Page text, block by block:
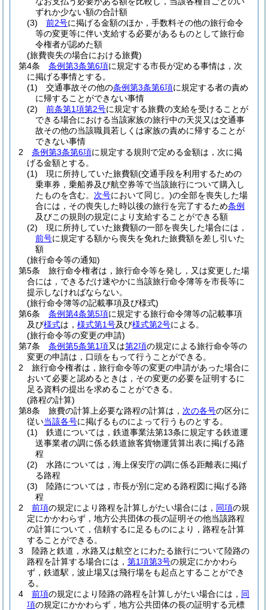
ずれか少ない額の合計額
(3)
前2号に掲げる金額のほか，手数料その他の旅行命令
等の変更等に伴い支給する必要があるものとして旅行命
令権者が認めた額
(旅費喪失の場合における旅費)
第4条
条例第3条第6項に規定する市長が定める事情は，次
に掲げる事情とする。
(1)
交通事故その他の条例第3条第6項に規定する者の責め
に帰することができない事情
(2)
前条第1項第2号に規定する旅費の支給を受けることが
できる場合における当該家族の旅行中の天災又は交通事
故その他の当該職員若しくは家族の責めに帰することが
できない事情
2
条例第3条第6項に規定する規則で定める金額は，次に掲
げる金額とする。
(1)
現に所持していた旅費額(交通手段を利用するための
乗車券，乗船券及び航空券等で当該旅行について購入し
たものを含む。 次号において同じ。)の全部を喪失した場
合には，その喪失した時以後の旅行を完了するため条例
及びこの規則の規定により支給することができる額
(2)
現に所持していた旅費額の一部を喪失した場合には，
前号に規定する額から喪失を免れた旅費額を差し引いた
額
(旅行命令等の通知)
第5条
旅行命令権者は，旅行命令等を発し，又は変更した場
合には，できるだけ速やかに当該旅行命令簿等を市長等に
提示しなければならない。
(旅行命令簿等の記載事項及び様式)
第6条
条例第4条第5項に規定する旅行命令簿等の記載事項
及び様式は， 様式第1号及び様式第2号による。
(旅行命令等の変更の申請)
第7条
条例第5条第1項又は第2項の規定による旅行命令等の
変更の申請は，口頭をもって行うことができる。
2
旅行命令権者は，旅行命令等の変更の申請があった場合に
おいて必要と認めるときは，その変更の必要を証明するに
足る資料の提出を求めることができる。
(路程の計算)
第8条
旅費の計算上必要な路程の計算は， 次の各号の区分に
従い当該各号に掲げるものによって行うものとする。
(1)
鉄道については，鉄道事業法第13条に規定する鉄道運
送事業者の調に係る鉄道旅客貨物運賃算出表に掲げる路
程
(2)
水路については，海上保安庁の調に係る距離表に掲げ
る路程
(3)
陸路については，市長が別に定める路程図に掲げる路
程
2
前項の規定により路程を計算しがたい場合には， 同項の規
定にかかわらず，地方公共団体の長の証明その他当該路程
の計算について，信頼するに足るものにより，路程を計算
することができる。
3
陸路と鉄道，水路又は航空とにわたる旅行について陸路の
路程を計算する場合には， 第1項第3号の規定にかかわら
ず，鉄道駅，波止場又は飛行場をも起点とすることができ
る。
4
前項の規定により陸路の路程を計算しがたい場合には， 同
項の規定にかかわらず，地方公共団体の長の証明する元標